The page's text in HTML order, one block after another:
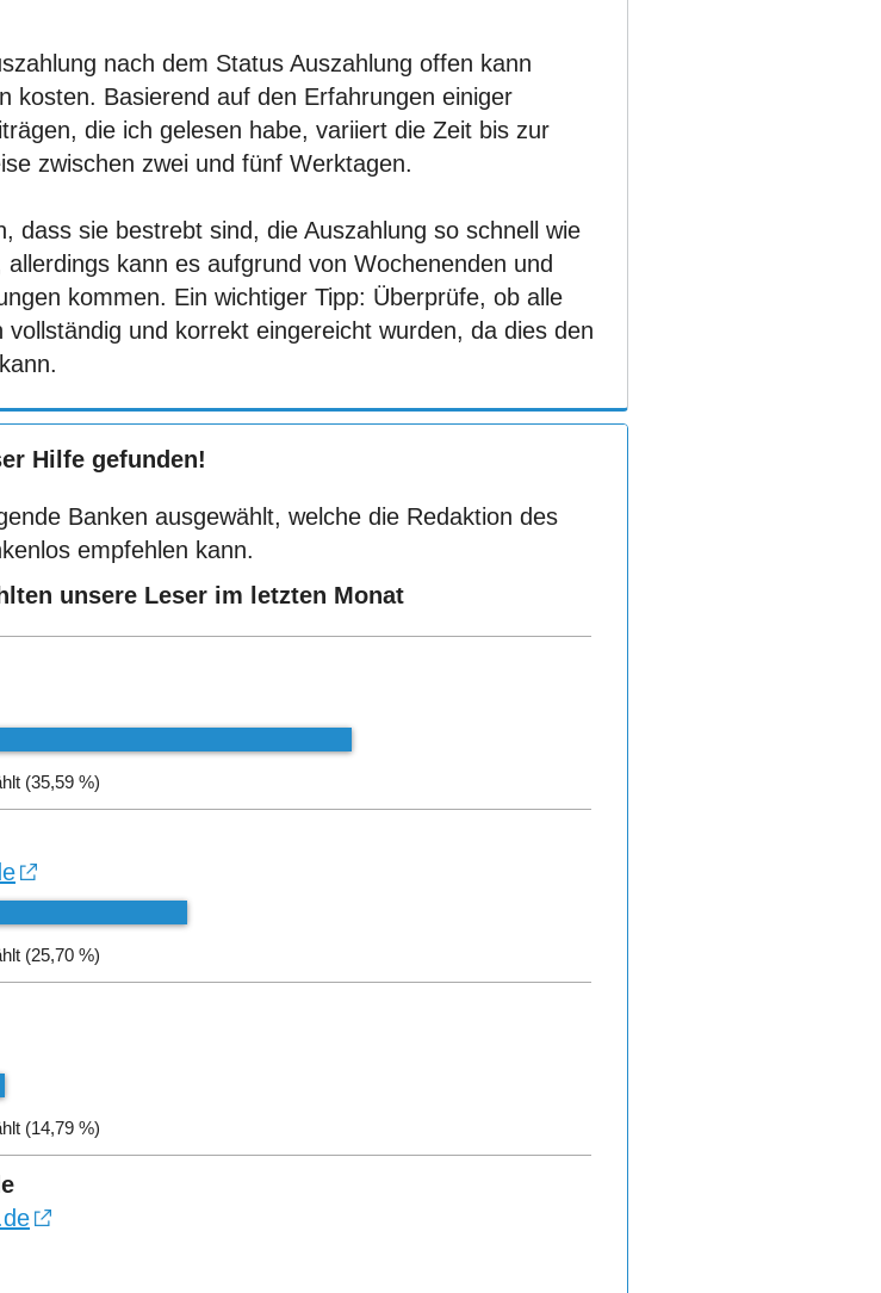
nach dem Status Auszahlung offen kann
kosten. Basierend auf den Erfahrungen einiger
die ich gelesen habe, variiert die Zeit bis zur
zwischen zwei und fünf Werktagen.
dass sie bestrebt sind, die Auszahlung so schnell wie
kann es aufgrund von Wochenenden und
kommen. Ein wichtiger Tipp: Überprüfe, ob alle
vollständig und korrekt eingereicht wurden, da dies den
Hilfe gefunden!
Banken ausgewählt, welche die Redaktion des
empfehlen kann.
unsere Leser im letzten Monat
(35,59 %)
(25,70 %)
(14,79 %)